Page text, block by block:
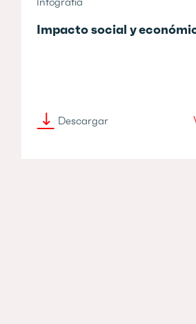
Impacto social y
Descargar